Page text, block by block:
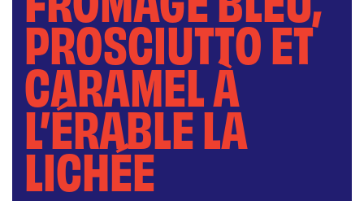
PROSCIUTTO ET
CARAMEL À
L’ÉRABLE LA
LICHÉE